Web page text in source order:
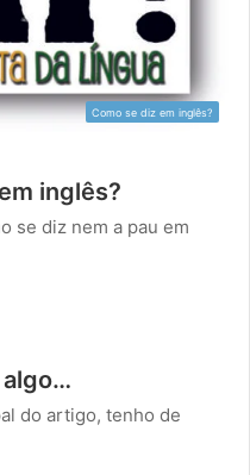
Como se diz em inglês?
inglês?
se diz nem a pau em
algo…
do artigo, tenho de